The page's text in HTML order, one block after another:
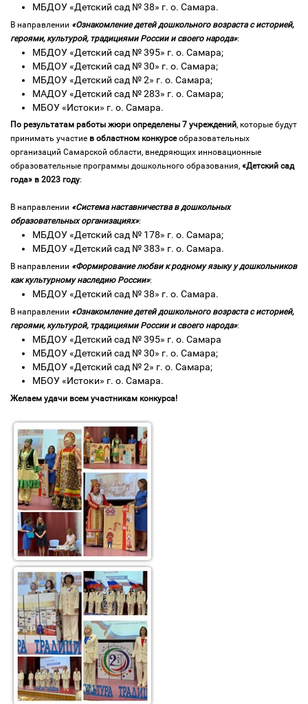
МБДОУ «Детский сад № 38» г. о. Самара.
В направлении «Ознакомление детей дошкольного возраста с историей,
героями, культурой, традициями России и своего народа»:
МБДОУ «Детский сад № 395» г. о. Самара;
МБДОУ «Детский сад № 30» г. о. Самара;
МБДОУ «Детский сад № 2» г. о. Самара;
МАДОУ «Детский сад № 283» г. о. Самара;
МБОУ «Истоки» г. о. Самара.
По результатам работы жюри определены 7 учреждений, которые будут
принимать участие в областном конкурсеобразовательных
организаций Самарской области, внедряющих инновационные
образовательные программы дошкольного образования, «Детский сад
года» в 2023 году:
В направлении «Система наставничества в дошкольных
образовательных организациях»:
МБДОУ «Детский сад № 178» г. о. Самара;
МБДОУ «Детский сад № 383» г. о. Самара.
В направлении «Формирование любви к родному языку у дошкольников
как культурному наследию России»:
МБДОУ «Детский сад № 38» г. о. Самара.
В направлении «Ознакомление детей дошкольного возраста с историей,
героями, культурой, традициями России и своего народа»:
МБДОУ «Детский сад № 395» г. о. Самара
МБДОУ «Детский сад № 30» г. о. Самара;
МБДОУ «Детский сад № 2» г. о. Самара;
МБОУ «Истоки» г. о. Самара.
Желаем удачи всем участникам конкурса!